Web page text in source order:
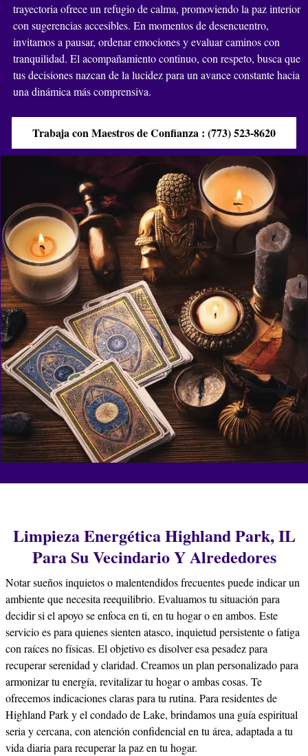
trayectoria ofrece un refugio de calma, promoviendo la paz interior
con sugerencias accesibles. En momentos de desencuentro,
invitamos a pausar, ordenar emociones y evaluar caminos con
tranquilidad. El acompañamiento continuo, con respeto, busca que
tus decisiones nazcan de la lucidez para un avance constante hacia
una dinámica más comprensiva.
Trabaja con Maestros de Confianza : (773) 523-8620
Limpieza Energética Highland Park, IL
Para Su Vecindario Y Alrededores
Notar sueños inquietos o malentendidos frecuentes puede indicar un
ambiente que necesita reequilibrio. Evaluamos tu situación para
decidir si el apoyo se enfoca en ti, en tu hogar o en ambos. Este
servicio es para quienes sienten atasco, inquietud persistente o fatiga
con raíces no físicas. El objetivo es disolver esa pesadez para
recuperar serenidad y claridad. Creamos un plan personalizado para
armonizar tu energía, revitalizar tu hogar o ambas cosas. Te
ofrecemos indicaciones claras para tu rutina. Para residentes de
Highland Park y el condado de Lake, brindamos una guía espiritual
seria y cercana, con atención confidencial en tu área, adaptada a tu
vida diaria para recuperar la paz en tu hogar.